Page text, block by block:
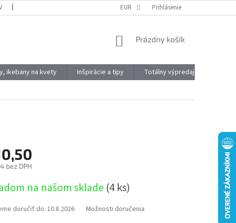
OBJEMOVÉ ZĽAVY VÝHODY REGISTRÁCIE
EUR Prihlásenie
NÁKUPNÝ
Prázdny košík
ikebany na kvety Inšpirácie a tipy Totálny výpredaj
bez DPH
na našom sklade (4 ks)
doručiť do: 10.8.2026 Možnosti doručenia